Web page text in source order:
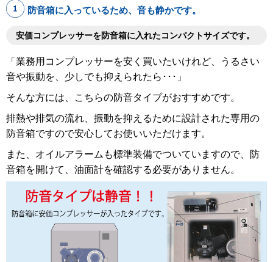
防音箱に入っているため、音も静かです。
安価コンプレッサーを防音箱に入れたコンパクトサイズです。
「業務用コンプレッサーを安く買いたいけれど、うるさい
音や振動を、少しでも抑えられたら･･･」
そんな方には、こちらの防音タイプがおすすめです。
排熱や排気の流れ、振動を抑えるために設計された専用の
防音箱ですので安心してお使いいただけます。
また、オイルアラームも標準装備でついていますので、防
音箱を開けて、油面計を確認する必要がありません。